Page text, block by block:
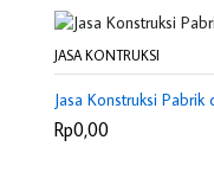
JASA KONTRUKSI
Jasa Konstruksi Pabrik
Rp0,00